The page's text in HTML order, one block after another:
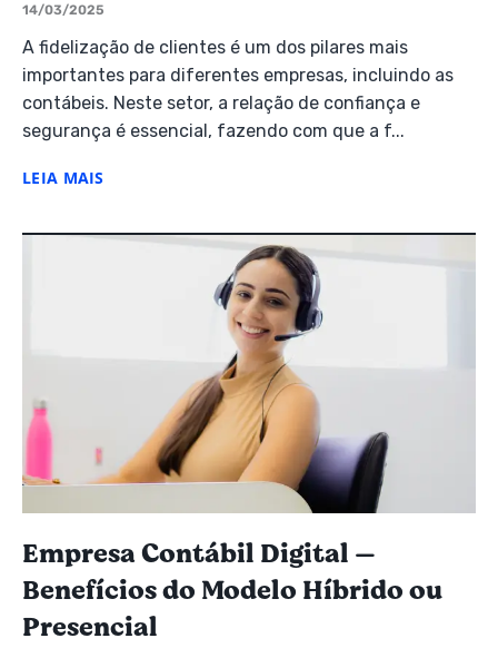
14/03/2025
A fidelização de clientes é um dos pilares mais
importantes para diferentes empresas, incluindo as
contábeis. Neste setor, a relação de confiança e
segurança é essencial, fazendo com que a f...
LEIA MAIS
Empresa Contábil Digital —
Benefícios do Modelo Híbrido ou
Presencial